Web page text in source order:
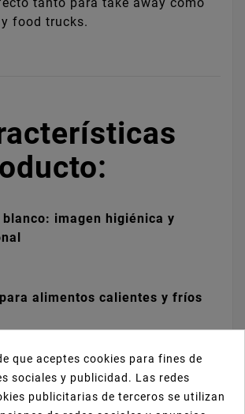
food trucks.
blanco: imagen higiénica y
alimentos calientes y fríos
de presión: mantiene la
en su sitio durante el
que aceptes cookies para fines de
sociales y publicidad. Las redes
publicitarias de terceros se utilizan